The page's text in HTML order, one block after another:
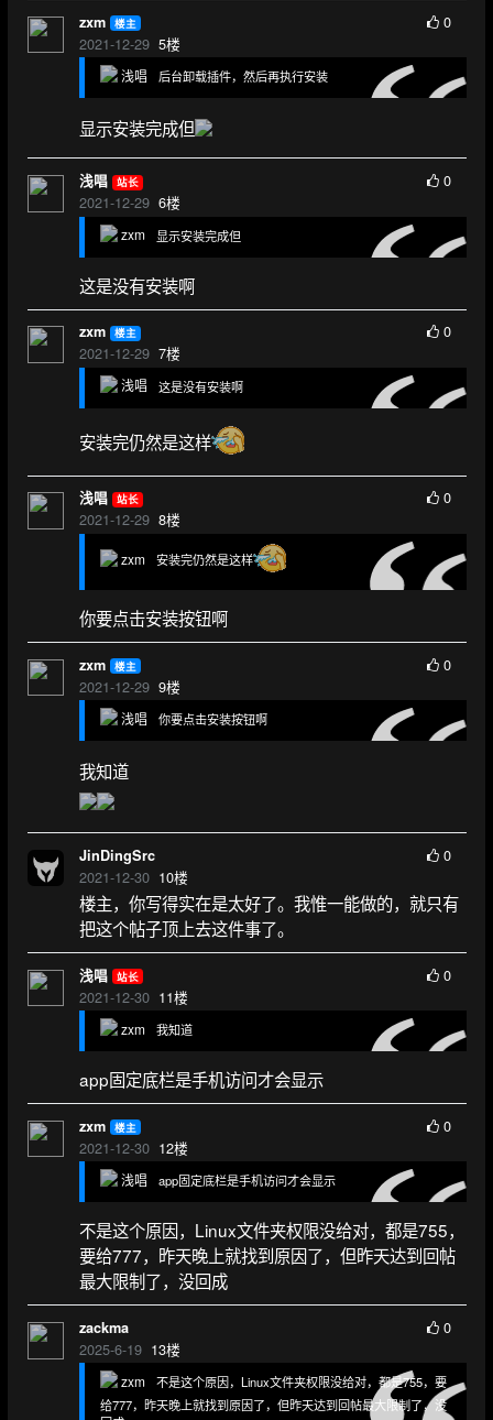
zxm 楼主
2021-12-29 5楼
0
浅唱 后台卸载插件，然后再执行安装
显示安装完成但
浅唱 站长
2021-12-29 6楼
0
zxm 显示安装完成但
这是没有安装啊
zxm 楼主
2021-12-29 7楼
0
浅唱 这是没有安装啊
安装完仍然是这样
浅唱 站长
2021-12-29 8楼
0
zxm 安装完仍然是这样
你要点击安装按钮啊
zxm 楼主
2021-12-29 9楼
0
浅唱 你要点击安装按钮啊
我知道
JinDingSrc
2021-12-30 10楼
0
楼主，你写得实在是太好了。我惟一能做的，就只有
把这个帖子顶上去这件事了。
浅唱 站长
2021-12-30 11楼
0
zxm 我知道
app固定底栏是手机访问才会显示
zxm 楼主
2021-12-30 12楼
0
浅唱 app固定底栏是手机访问才会显示
不是这个原因，Linux文件夹权限没给对，都是755，
要给777，昨天晚上就找到原因了，但昨天达到回帖
最大限制了，没回成
zackma
2025-6-19 13楼
0
zxm
不是这个原因，Linux文件夹权限没给对，都是755，要
给777，昨天晚上就找到原因了，但昨天达到回帖最大限制了，没